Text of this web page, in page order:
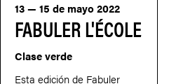
FABULER L'ÉCOLE
13 — 15 de mayo 2022
Clase verde
Esta edición de Fabuler